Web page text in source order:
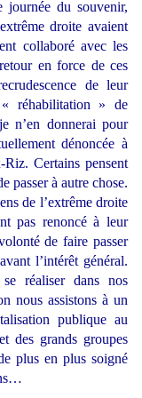
journée du souvenir,
droite avaient
collaboré avec les
en force de ces
de leur
réhabilitation » de
n’en donnerai pour
dénoncée à
Certains pensent
passer à autre chose.
de l’extrême droite
pas renoncé à leur
de faire passer
l’intérêt général.
réaliser dans nos
nous assistons à un
publique au
des grands groupes
plus en plus soigné